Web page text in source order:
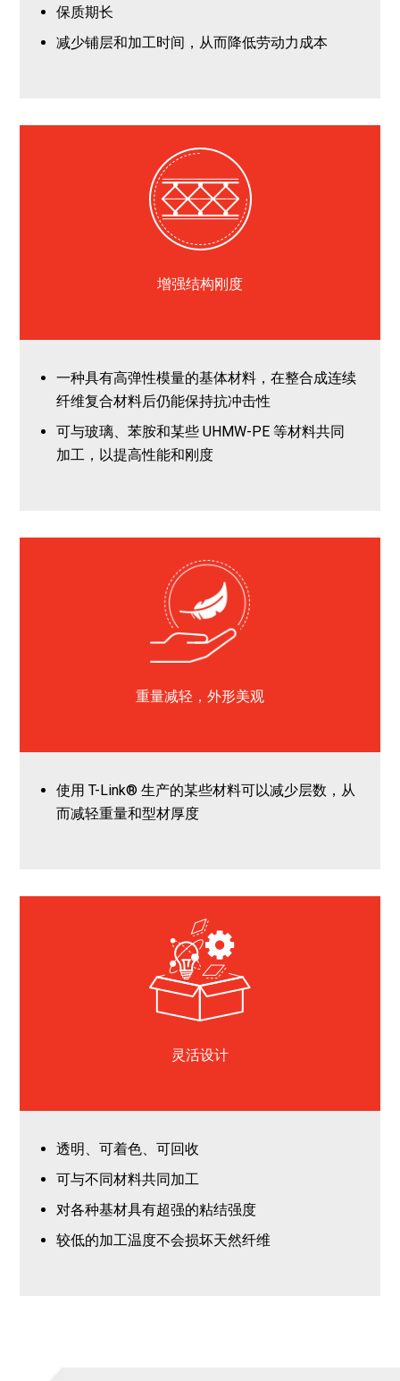
保质期长
减少铺层和加工时间，从而降低劳动力成本
增强结构刚度
一种具有高弹性模量的基体材料，在整合成连续
纤维复合材料后仍能保持抗冲击性
可与玻璃、苯胺和某些 UHMW-PE 等材料共同
加工，以提高性能和刚度
重量减轻，外形美观
使用 T-Link® 生产的某些材料可以减少层数，从
而减轻重量和型材厚度
灵活设计
透明、可着色、可回收
可与不同材料共同加工
对各种基材具有超强的粘结强度
较低的加工温度不会损坏天然纤维